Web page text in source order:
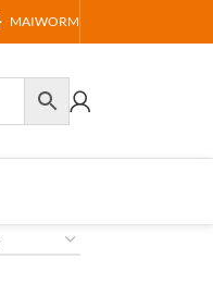
MAIWORM